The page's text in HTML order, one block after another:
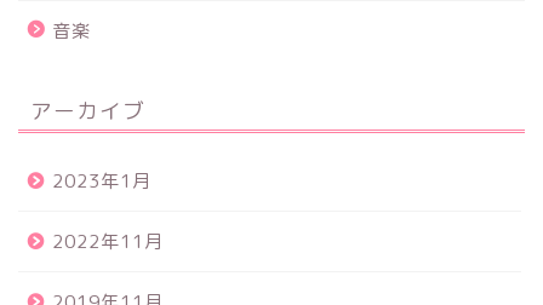
音楽
アーカイブ
2023年1月
2022年11月